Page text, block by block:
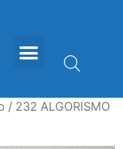
/ 232 ALGORISMO